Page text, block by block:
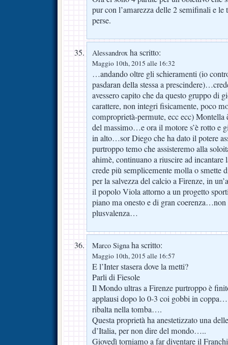
pur con l’amarezza delle 2 semifinali e le
perse.
Alessandrox ha scritto:
Maggio 10th, 2015 alle 16:32
…andando oltre gli schieramenti (io
pasdaran della stessa a
avessero capito che da questo gruppo di
carattere, non integri fisicamente, poco
comproprietà-permute, ecc ecc)
del massimo…e ora il motore s’è rotto e
in alto…sor Diego che ha dato il potere
purtroppo temo che assisteremo alla
ahimè, continuano a riuscire ad
crede più semplicemente molla o smette
per la salvezza del calcio a Firenze, in
il popolo Viola attorno a un progetto
piano ma onesto e di gran coerenza…non
plusvalenza…
Marco Signaha scritto:
Maggio 10th, 2015 alle 16:57
E l’Inter stasera dove la metti?
Parli di Fiesole
Il Mondo ultras a Firenze purtroppo è
applausi dopo lo 0-3 coi gobbi in
ribalta nella tomba….
Questa proprietà ha anestetizzato una
d’Italia, per non dire del mondo…..
Giovedì torniamo a far diventare il